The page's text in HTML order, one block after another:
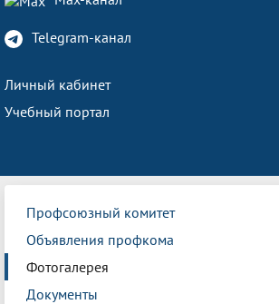
Telegram-канал
Личный кабинет
Учебный портал
Профсоюзный комитет
Объявления профкома
Фотогалерея
Документы